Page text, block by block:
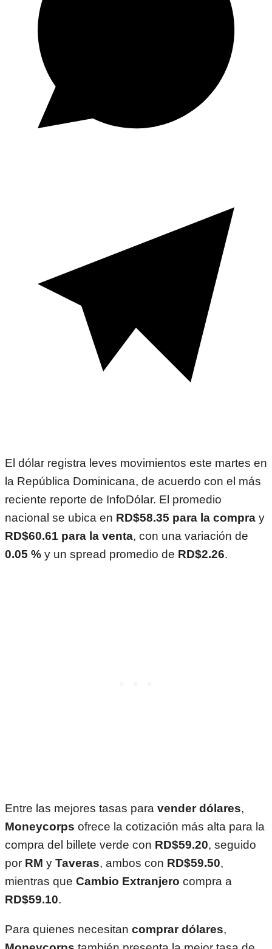
El dólar registra leves movimientos este martes en
la República Dominicana, de acuerdo con el más
reciente reporte de InfoDólar. El promedio
nacional se ubica en RD$58.35 para la compra y
RD$60.61 para la venta, con una variación de
0.05 % y un spread promedio de RD$2.26.
Entre las mejores tasas para vender dólares,
Moneycorps ofrece la cotización más alta para la
compra del billete verde con RD$59.20, seguido
por RM y Taveras, ambos con RD$59.50,
mientras que Cambio Extranjero compra a
RD$59.10.
Para quienes necesitan comprar dólares,